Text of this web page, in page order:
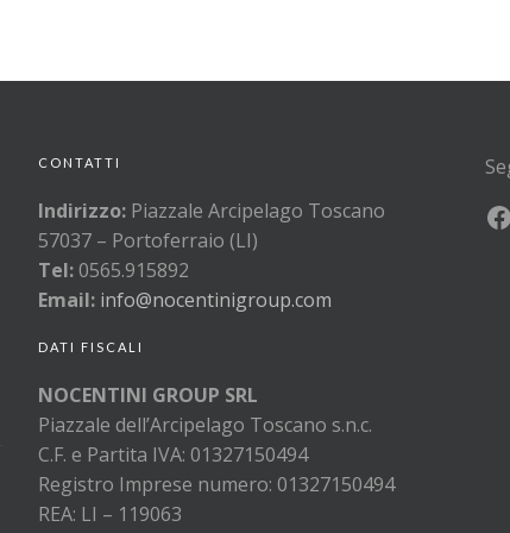
CONTATTI
Indirizzo:Piazzale Arcipelago Toscano
57037 – Portoferraio (LI)
Tel: 0565.915892
Email: info@nocentinigroup.com
DATI FISCALI
NOCENTINI GROUP SRL
Piazzale dell’Arcipelago Toscano s.n.c.
C.F. e Partita IVA: 01327150494
Registro Imprese numero: 01327150494
REA: LI – 119063